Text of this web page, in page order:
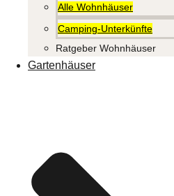
Alle Wohnhäuser
Camping-Unterkünfte
Ratgeber Wohnhäuser
Gartenhäuser